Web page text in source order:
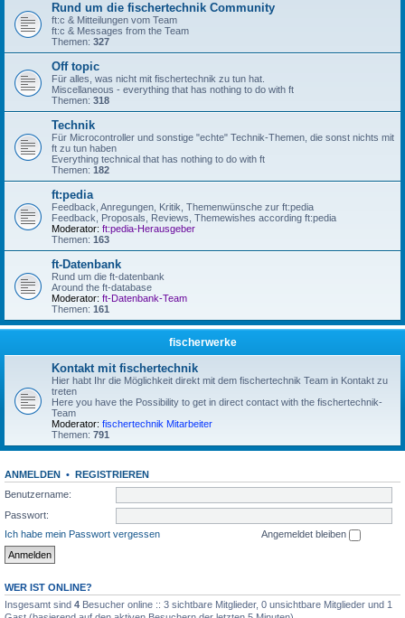
Rund um die fischertechnik Community
ft:c & Mitteilungen vom Team
ft:c & Messages from the Team
Themen: 327
Off topic
Für alles, was nicht mit fischertechnik zu tun hat.
Miscellaneous - everything that has nothing to do with ft
Themen: 318
Technik
Für Microcontroller und sonstige "echte" Technik-Themen, die sonst nichts mit
ft zu tun haben
Everything technical that has nothing to do with ft
Themen: 182
ft:pedia
Feedback, Anregungen, Kritik, Themenwünsche zur ft:pedia
Feedback, Proposals, Reviews, Themewishes according ft:pedia
Moderator: ft:pedia-Herausgeber
Themen: 163
ft-Datenbank
Rund um die ft-datenbank
Around the ft-database
Moderator: ft-Datenbank-Team
Themen: 161
fischerwerke
Kontakt mit fischertechnik
Hier habt Ihr die Möglichkeit direkt mit dem fischertechnik Team in Kontakt zu
treten
Here you have the Possibility to get in direct contact with the fischertechnik-
Team
Moderator: fischertechnik Mitarbeiter
Themen: 791
ANMELDEN • REGISTRIEREN
Benutzername:
Passwort:
Ich habe mein Passwort vergessen
Angemeldet bleiben
WER IST ONLINE?
Insgesamt sind 4 Besucher online :: 3 sichtbare Mitglieder, 0 unsichtbare Mitglieder und 1